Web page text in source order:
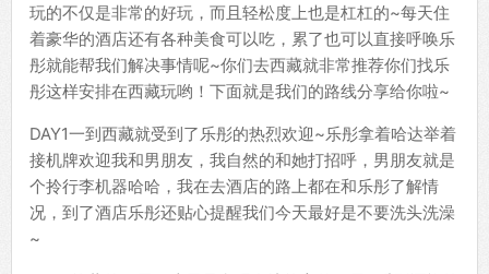
玩的不仅是非常的好玩，而且轻松度上也是杠杠的~每天住
着豪华的酒店还有各种美食可以吃，累了也可以直接呼唤乐
彤就能帮我们解决事情呢~你们去西藏就非常推荐你们找乐
彤这样安排在西藏玩哟！下面就是我们的路线分享给你啦~
DAY1一到西藏就受到了乐彤的热烈欢迎~乐彤拿着哈达举着
接机牌欢迎我和男朋友，我自然的和她打招呼，男朋友就是
个拎行李机器哈哈，我在去酒店的路上都在和乐彤了解情
况，到了酒店乐彤还贴心提醒我们今天最好是不要洗头洗澡
~